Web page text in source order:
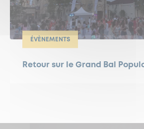
ÉVÈNEMENTS
Retour sur le Grand Bal